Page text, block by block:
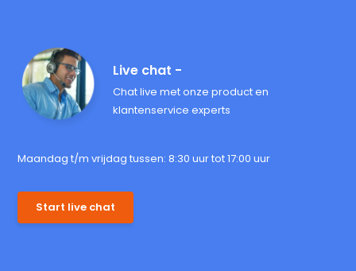
Live chat -
Chat live met onze product en
klantenservice experts
Maandag t/m vrijdag tussen: 8:30 uur tot 17:00 uur
Start live chat